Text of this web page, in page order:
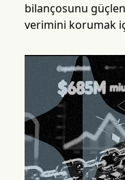
bilançosunu
verimini korumak